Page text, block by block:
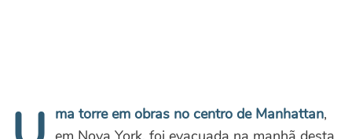
ma torre em obras no centro de Manhattan,